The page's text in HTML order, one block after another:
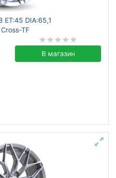
ET:45 DIA:65,1
TF
В магазин